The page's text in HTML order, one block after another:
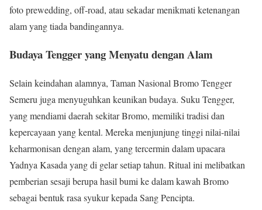
foto prewedding, off-road, atau sekadar menikmati ketenangan
alam yang tiada bandingannya.
Budaya Tengger yang Menyatu dengan Alam
Selain keindahan alamnya, Taman Nasional Bromo Tengger
Semeru juga menyuguhkan keunikan budaya. Suku Tengger,
yang mendiami daerah sekitar Bromo, memiliki tradisi dan
kepercayaan yang kental. Mereka menjunjung tinggi nilai-nilai
keharmonisan dengan alam, yang tercermin dalam upacara
Yadnya Kasada yang di gelar setiap tahun. Ritual ini melibatkan
pemberian sesaji berupa hasil bumi ke dalam kawah Bromo
sebagai bentuk rasa syukur kepada Sang Pencipta.